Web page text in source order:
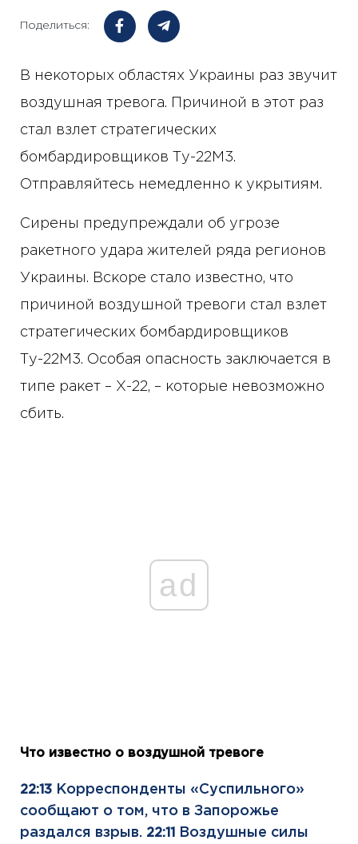
Поделиться:
В некоторых областях Украины раз звучит
воздушная тревога. Причиной в этот раз
стал взлет стратегических
бомбардировщиков Ту-22М3.
Отправляйтесь немедленно к укрытиям.
Сирены предупреждали об угрозе
ракетного удара жителей ряда регионов
Украины. Вскоре стало известно, что
причиной воздушной тревоги стал взлет
стратегических бомбардировщиков
Ту-22М3. Особая опасность заключается в
типе ракет – Х-22, – которые невозможно
сбить.
ad
Что известно о воздушной тревоге
22:13 Корреспонденты «Суспильного»
сообщают о том, что в Запорожье
раздался взрыв. 22:11
Воздушные силы